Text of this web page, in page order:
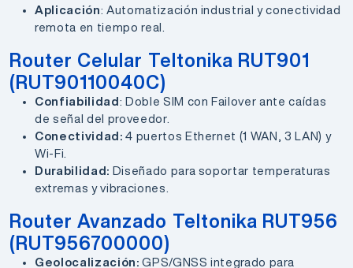
Aplicación: Automatización industrial y conectividad
remota en tiempo real.
Router Celular Teltonika RUT901
(RUT90110040C)
Confiabilidad : Doble SIM con Failover ante caídas
de señal del proveedor.
Conectividad: 4 puertos Ethernet (1 WAN, 3 LAN) y
Wi-Fi.
Durabilidad: Diseñado para soportar temperaturas
extremas y vibraciones.
Router Avanzado Teltonika RUT956
(RUT956700000)
Geolocalización: GPS/GNSS integrado para